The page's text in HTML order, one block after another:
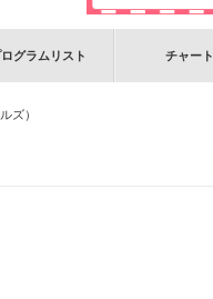
グラムリスト チャート
ズ）